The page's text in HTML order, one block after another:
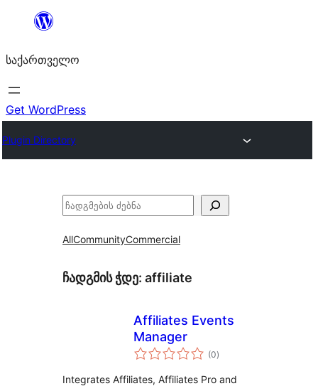
შიგთავსზე
საქართველო
Get WordPress
Plugin Directory
ძებნა
AllCommunityCommercial
ჩადგმის ჭდე: affiliate
Affiliates Events
Manager
(0საერთო
რეიტინგი
)
Integrates Affiliates, Affiliates Pro and